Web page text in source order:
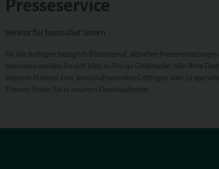
Presseservice
Service für Journalist*innen
Für alle Anfragen bezüglich Bildmaterial, aktuellen Pressemitteilungen
Interviews wenden Sie sich bitte an Florian Geldmacher oder Birte
Weiteres Material zum Wirtschaftsstandort Göttingen oder zu
Themen finden Sie in unserem Downloadcenter.